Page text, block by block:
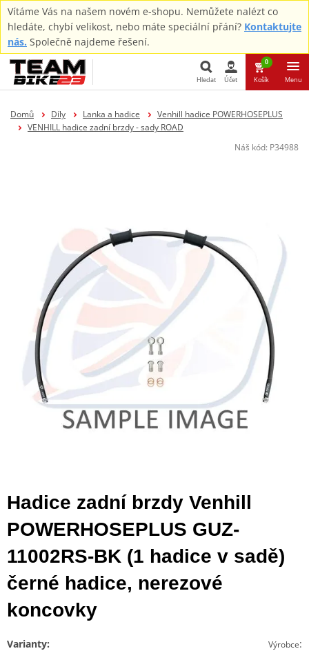
Vítáme Vás na našem novém e-shopu. Nemůžete nalézt co
hledáte, chybí velikost, nebo máte speciální přání? Kontaktujte
nás. Společně najdeme řešení.
Hledat
Hledat Účet
0
Košík Menu
Domů Díly Lanka a hadice
Venhill hadice POWERHOSEPLUS
VENHILL hadice zadní brzdy - sady ROAD
Náš kód: P34988
Hadice zadní brzdy Venhill
POWERHOSEPLUS GUZ-
11002RS-BK (1 hadice v sadě)
černé hadice, nerezové
koncovky
Výrobce:
Varianty: